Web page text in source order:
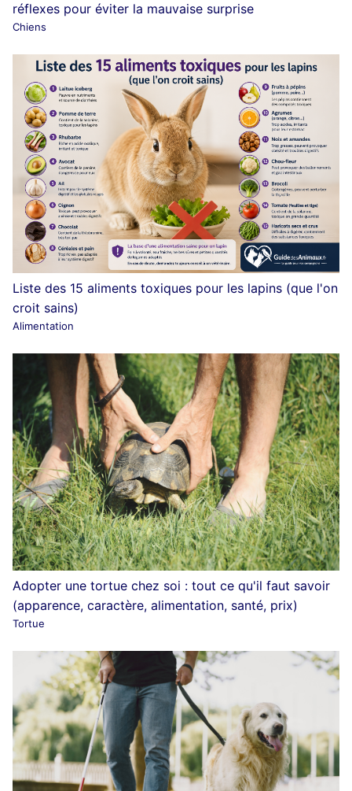
réflexes pour éviter la mauvaise surprise
Chiens
Liste des 15 aliments toxiques pour les lapins (que l'on
croit sains)
Alimentation
Adopter une tortue chez soi : tout ce qu'il faut savoir
(apparence, caractère, alimentation, santé, prix)
Tortue